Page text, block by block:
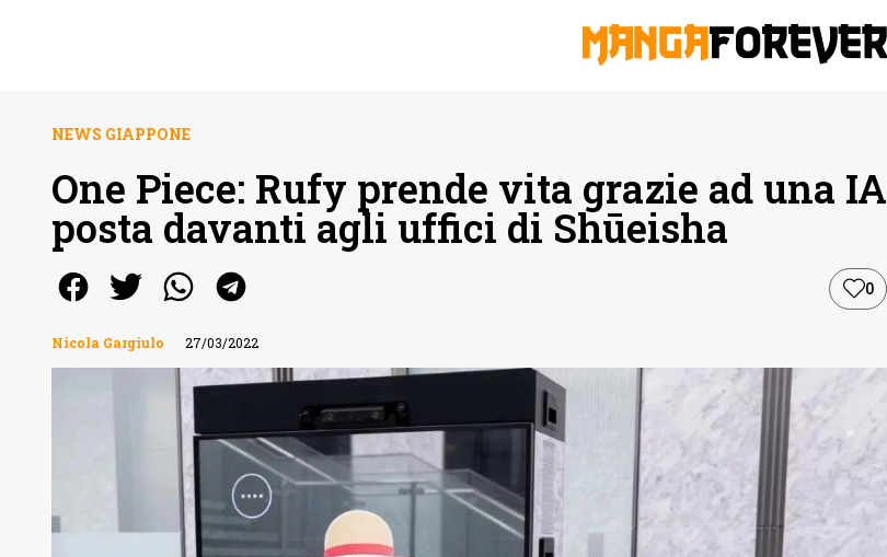
NEWS GIAPPONE
One Piece: Rufy prende vita grazie ad una IA
posta davanti agli uffici di Shūeisha
0
Nicola Gargiulo 27/03/2022